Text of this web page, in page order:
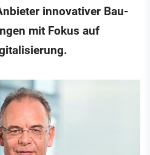
innovativer Bau-
mit Fokus auf